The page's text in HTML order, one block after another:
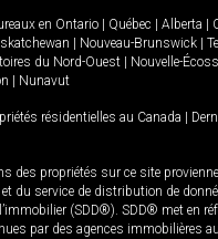
en Ontario Québec Alberta
Nouveau-Brunswick
du Nord-Ouest Nouvelle-
Nunavut
résidentielles au Canada
des propriétés sur ce site
et du service de distribution de
(SDD®). SDD® met en
par des agences immobilières